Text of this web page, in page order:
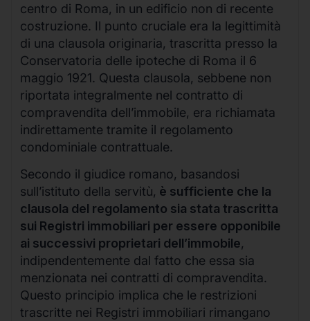
centro di Roma, in un edificio non di recente
costruzione. Il punto cruciale era la legittimità
di una clausola originaria, trascritta presso la
Conservatoria delle ipoteche di Roma il 6
maggio 1921. Questa clausola, sebbene non
riportata integralmente nel contratto di
compravendita dell’immobile, era richiamata
indirettamente tramite il regolamento
condominiale contrattuale.
Secondo il giudice romano, basandosi
sull’istituto della servitù, è sufficiente che la
clausola del regolamento sia stata trascritta
sui Registri immobiliari per essere opponibile
ai successivi proprietari dell’immobile,
indipendentemente dal fatto che essa sia
menzionata nei contratti di compravendita.
Questo principio implica che le restrizioni
trascritte nei Registri immobiliari rimangano